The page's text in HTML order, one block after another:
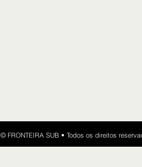
​​© FRONTEIRA SUB • Todos os direitos